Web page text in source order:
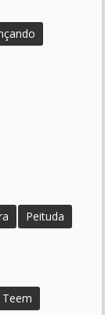
Peituda
Teem